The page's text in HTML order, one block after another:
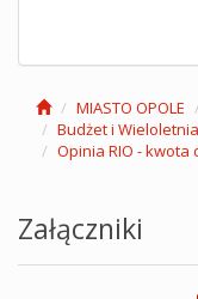
MIASTO OPOLE
Budżet i
Opinia RIO - kwota
Załączniki